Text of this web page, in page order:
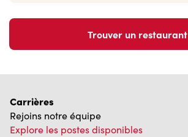
Trouver un restaurant
Carrières
Rejoins notre équipe
Explore les postes disponibles